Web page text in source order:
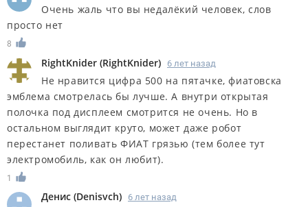
Очень жаль что вы недалёкий человек, слов
просто нет
8
RightKnider (RightKnider) 6 лет назад
Не нравится цифра 500 на пятачке, фиатовска
эмблема смотрелась бы лучше. А внутри открытая
полочка под дисплеем смотрится не очень. Но в
остальном выглядит круто, может даже робот
перестанет поливать ФИАТ грязью (тем более тут
электромобиль, как он любит).
1
Денис (Denisvch) 6 лет назад